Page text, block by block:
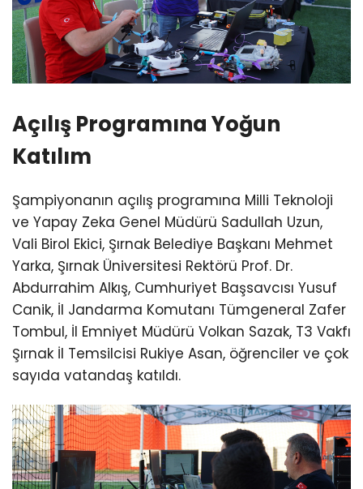
Açılış Programına Yoğun
Katılım
Şampiyonanın açılış programına Milli Teknoloji
ve Yapay Zeka Genel Müdürü Sadullah Uzun,
Vali Birol Ekici, Şırnak Belediye Başkanı Mehmet
Yarka, Şırnak Üniversitesi Rektörü Prof. Dr.
Abdurrahim Alkış, Cumhuriyet Başsavcısı Yusuf
Canik, İl Jandarma Komutanı Tümgeneral Zafer
Tombul, İl Emniyet Müdürü Volkan Sazak, T3 Vakfı
Şırnak İl Temsilcisi Rukiye Asan, öğrenciler ve çok
sayıda vatandaş katıldı.